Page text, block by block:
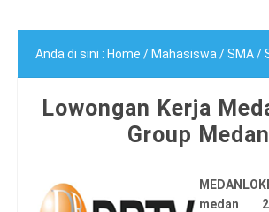
Anda di sini : Home / Mahasiswa /SMA/
Lowongan Kerja
Group Medan
medan